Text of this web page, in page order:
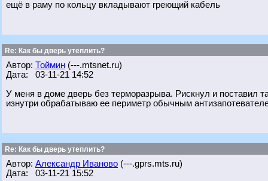
ещё в раму по кольцу вкладывают греющий кабель
Re: Как бы дверь утеплить?
Автор: Тоймин (---.mtsnet.ru)
Дата: 03-11-21 14:52
У меня в доме дверь без терморазрыва. Рискнул и поставил
изнутри обрабатываю ее периметр обычным
Re: Как бы дверь утеплить?
Автор: Александр Иваново (---.gprs.mts.ru)
Дата: 03-11-21 15:52